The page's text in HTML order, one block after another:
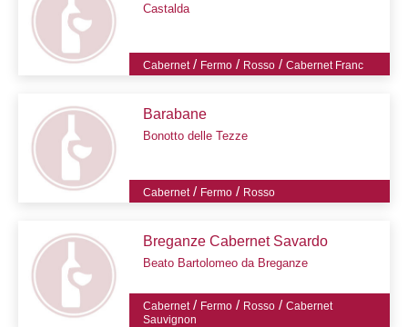
Castalda
Cabernet/ Fermo / Rosso /Cabernet Franc
Barabane
Bonotto delle Tezze
Cabernet/ Fermo / Rosso
Breganze Cabernet Savardo
Beato Bartolomeo da Breganze
Cabernet/ Fermo / Rosso /Cabernet
Sauvignon